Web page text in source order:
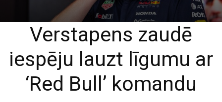
Verstapens zaudē
iespēju lauzt līgumu ar
‘Red Bull’ komandu